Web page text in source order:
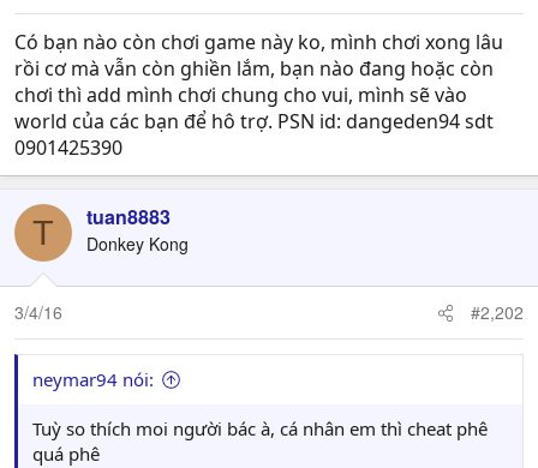
t
e
r
Có bạn nào còn chơi game này ko, mình chơi xong lâu
rồi cơ mà vẫn còn ghiền lắm, bạn nào đang hoặc còn
chơi thì add mình chơi chung cho vui, mình sẽ vào
world của các bạn để hô trợ. PSN id: dangeden94 sdt
0901425390
T tuan8883
Donkey Kong
3/4/16 #2,202
neymar94 nói:
Tuỳ so thích moi người bác à, cá nhân em thì cheat phê
quá phê